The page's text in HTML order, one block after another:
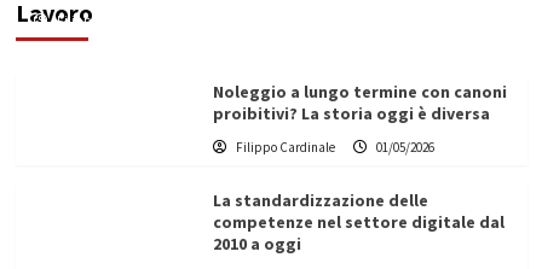
LavoroFilippo Cardinale
Noleggio a lungo termine con canoni
proibitivi? La storia oggi è diversa
Filippo Cardinale 01/05/2026
La standardizzazione delle
competenze nel settore digitale dal
2010 a oggi